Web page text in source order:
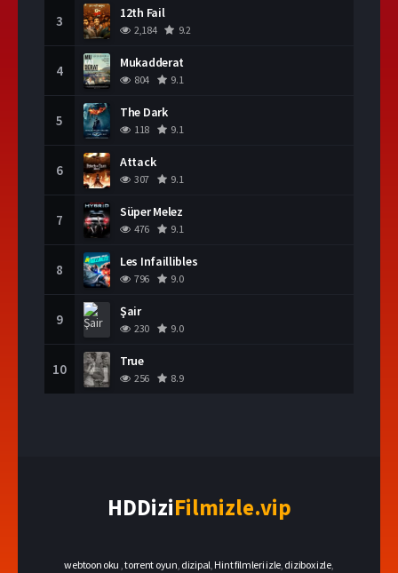
3 12th Fail
2,184 9.2
4 Mukadderat
804 9.1
5 The Dark
118 9.1
6 Attack
307 9.1
7 Süper Melez
476 9.1
8 Les Infaillibles
796 9.0
9 Şair
230 9.0
10 True
256 8.9
HDDiziFilmizle.vip
webtoon oku ,torrent oyun, dizipal, Hint filmleri izle, dizibox izle,